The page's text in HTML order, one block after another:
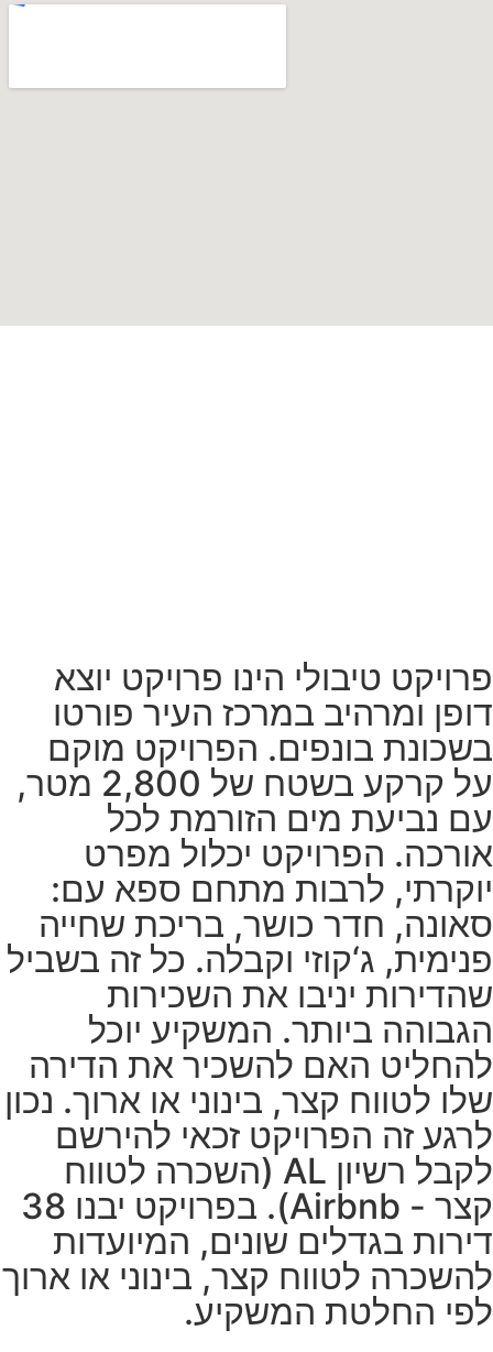
פרויקט טיבולי הינו פרויקט יוצא
דופן ומרהיב במרכז העיר פורטו
בשכונת בונפים. הפרויקט מוקם
על קרקע בשטח של 2,800 מטר,
עם נביעת מים הזורמת לכל
אורכה. הפרויקט יכלול מפרט
יוקרתי, לרבות מתחם ספא עם:
סאונה, חדר כושר, בריכת שחייה
פנימית, ג‘קוזי וקבלה. כל זה בשביל
שהדירות יניבו את השכירות
הגבוהה ביותר. המשקיע יוכל
להחליט האם להשכיר את הדירה
שלו לטווח קצר, בינוני או ארוך. נכון
לרגע זה הפרויקט זכאי להירשם
לקבל רשיון AL (השכרה לטווח
קצר - Airbnb). בפרויקט יבנו 38
דירות בגדלים שונים, המיועדות
להשכרה לטווח קצר, בינוני או ארוך
לפי החלטת המשקיע.